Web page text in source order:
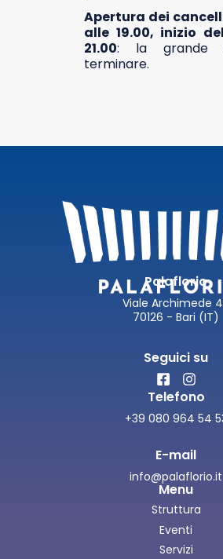
Apertura dei
alle 19.00, inizio
21.00: la grande
terminare.
Palaflorio
Viale Archimede
70126 - Bari (IT)
Seguici su
Telefono
+39 080 964 54
E-mail
info@palaflorio.it
Menu
Struttura
Eventi
Servizi